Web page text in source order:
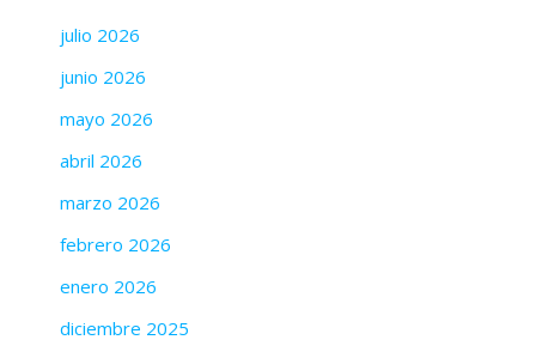
julio 2026
junio 2026
mayo 2026
abril 2026
marzo 2026
febrero 2026
enero 2026
diciembre 2025